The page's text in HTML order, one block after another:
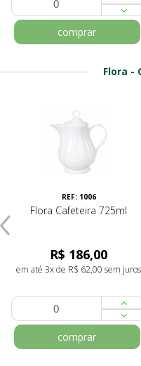
comprar
Flora -
REF: 1006
Flora Cafeteira 725ml
R$ 186,00
em até 3x de R$ 62,00 sem juros
comprar